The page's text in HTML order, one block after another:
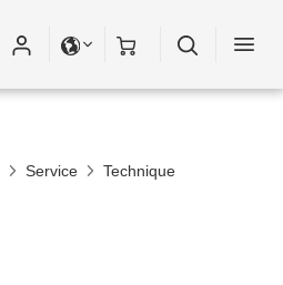
Service Technique